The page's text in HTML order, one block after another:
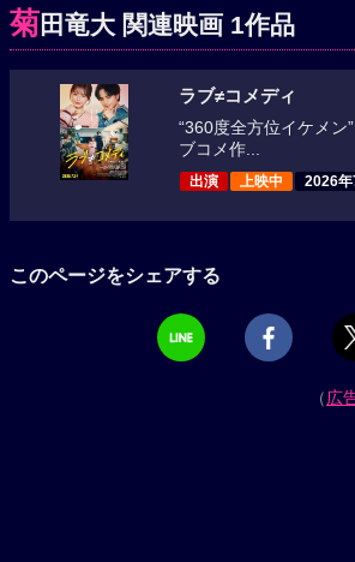
菊田竜大 関連映画 1作品
ラブ≠コメディ
“360度全方位イケメン
ブコメ作...
出演 上映中 2026年
このページをシェアする
（広